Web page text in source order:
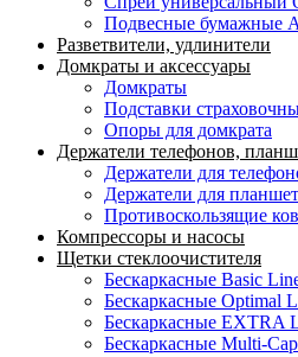
Подвесные бумажные
Разветвители, удлинители
Домкраты и аксессуары
Домкраты
Подставки
Опоры для домкрата
Держатели телефонов,
Держатели для
Держатели для
Противоскользящие
Компрессоры и насосы
Щетки стеклоочистителя
Бескаркасные Basic
Бескаркасные Optimal
Бескаркасные EXTRA
Бескаркасные Multi-